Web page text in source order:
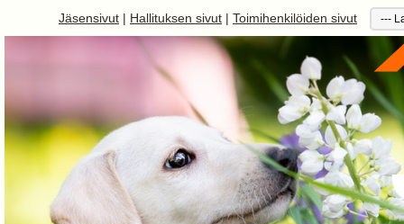
Jäsensivut | Hallituksen sivut | Toimihenkilöiden sivut